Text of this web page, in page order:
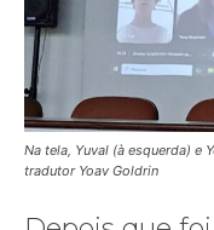
Na tela, Yuval (à esquerda) e
tradutor Yoav Goldrin